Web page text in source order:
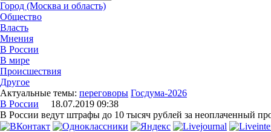
Город (Москва и область)
Общество
Власть
Мнения
В России
В мире
Происшествия
Другое
Актуальные темы: переговоры Госдума-2026
В России 18.07.2019 09:38
В России ведут штрафы до 10 тысяч рублей за неоплаченный